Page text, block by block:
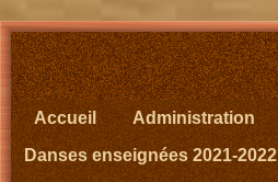
Accueil Administration
Danses enseignées 2021-2022